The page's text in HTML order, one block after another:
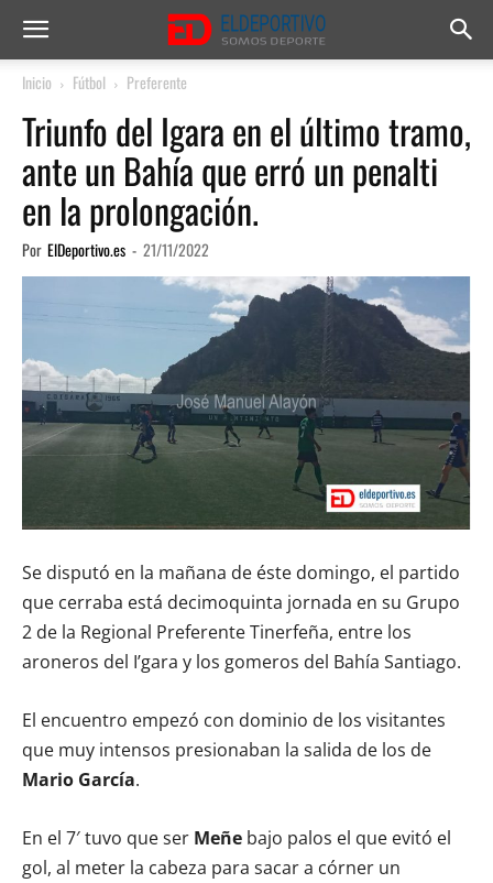
Inicio Fútbol Preferente
Triunfo del Igara en el último tramo,
ante un Bahía que erró un penalti
en la prolongación.
Por ElDeportivo.es - 21/11/2022
Se disputó en la mañana de éste domingo, el partido
que cerraba está decimoquinta jornada en su Grupo
2 de la Regional Preferente Tinerfeña, entre los
aroneros del I’gara y los gomeros del Bahía Santiago.
El encuentro empezó con dominio de los visitantes
que muy intensos presionaban la salida de los de
Mario García.
En el 7′ tuvo que ser Meñe bajo palos el que evitó el
gol, al meter la cabeza para sacar a córner un